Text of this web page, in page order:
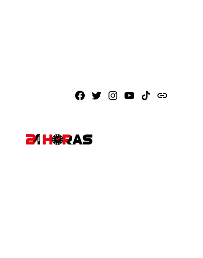
Facebook
X Instagram
Youtube
TikTok
issuu